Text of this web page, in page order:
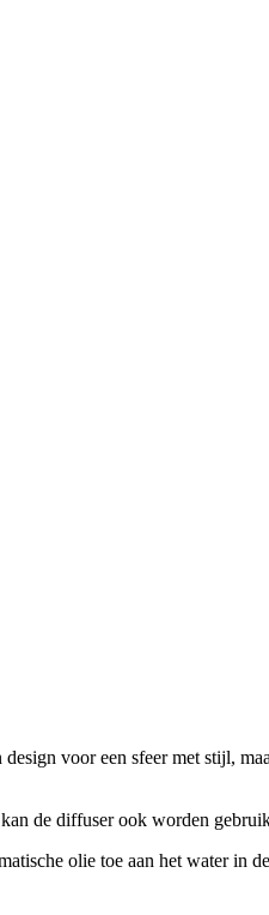
voor een sfeer met stijl,
de diffuser ook worden
olie toe aan het water in